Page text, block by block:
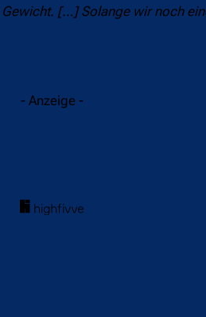
[…] Solange wir noch
- Anzeige -